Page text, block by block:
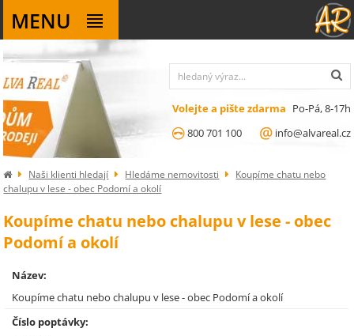
MENU
Volejte a pište zdarma Po-Pá, 8-17h
800 701 100
info@alvareal.cz
Naši klienti hledají Hledáme nemovitosti
Koupíme chatu nebo
chalupu v lese - obec Podomí a okolí
Koupíme chatu nebo chalupu v lese - obec
Podomí a okolí
Název:
Koupíme chatu nebo chalupu v lese - obec Podomí a okolí
Číslo poptávky: